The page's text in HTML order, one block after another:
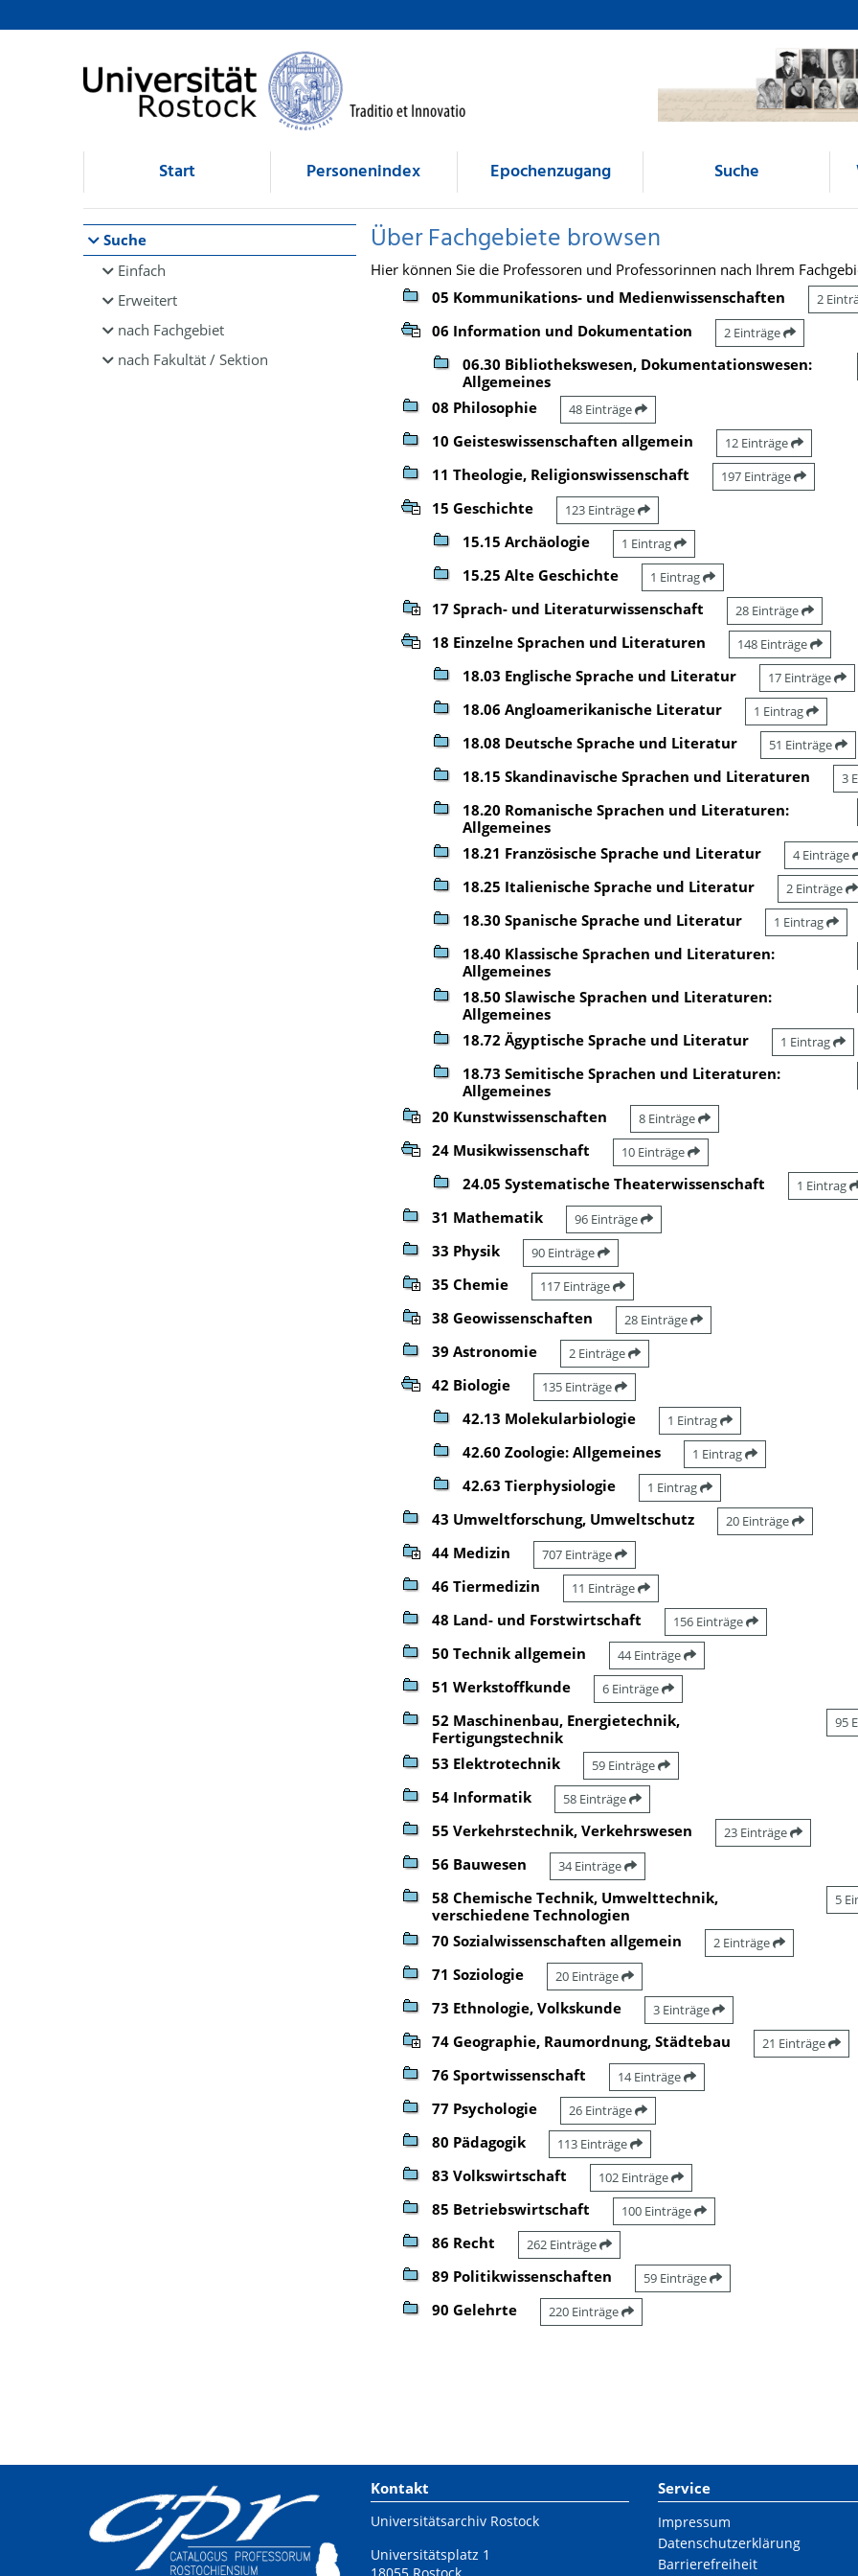
Browsen
direkt zum Inhalt
Start Personenindex Epochenzugang Suche
Suche
Einfach
Erweitert
nach Fachgebiet
nach Fakultät / Sektion
Über Fachgebiete browsen
Hier können Sie die Professoren und Professorinnen nach Ihrem
05 Kommunikations- und Medienwissenschaften
2
06 Information und Dokumentation 2 Einträge
06.30 Bibliothekswesen, Dokumentationswesen:
Allgemeines
08 Philosophie 48 Einträge
10 Geisteswissenschaften allgemein 12 Einträge
11 Theologie, Religionswissenschaft 197 Einträge
15 Geschichte 123 Einträge
15.15 Archäologie 1 Eintrag
15.25 Alte Geschichte 1 Eintrag
17 Sprach- und Literaturwissenschaft 28 Einträge
18 Einzelne Sprachen und Literaturen 148 Einträge
18.03 Englische Sprache und Literatur 17 Einträge
18.06 Angloamerikanische Literatur 1 Eintrag
18.08 Deutsche Sprache und Literatur 51 Einträge
18.15 Skandinavische Sprachen und Literaturen 3
18.20 Romanische Sprachen und Literaturen:
Allgemeines
18.21 Französische Sprache und Literatur 4 Einträge
18.25 Italienische Sprache und Literatur 2 Einträge
18.30 Spanische Sprache und Literatur 1 Eintrag
18.40 Klassische Sprachen und Literaturen:
Allgemeines
18.50 Slawische Sprachen und Literaturen:
Allgemeines
18.72 Ägyptische Sprache und Literatur 1 Eintrag
18.73 Semitische Sprachen und Literaturen:
Allgemeines
20 Kunstwissenschaften 8 Einträge
24 Musikwissenschaft 10 Einträge
24.05 Systematische Theaterwissenschaft 1 Eintrag
31 Mathematik 96 Einträge
33 Physik 90 Einträge
35 Chemie 117 Einträge
38 Geowissenschaften 28 Einträge
39 Astronomie 2 Einträge
42 Biologie 135 Einträge
42.13 Molekularbiologie 1 Eintrag
42.60 Zoologie: Allgemeines 1 Eintrag
42.63 Tierphysiologie 1 Eintrag
43 Umweltforschung, Umweltschutz 20 Einträge
44 Medizin 707 Einträge
46 Tiermedizin 11 Einträge
48 Land- und Forstwirtschaft 156 Einträge
50 Technik allgemein 44 Einträge
51 Werkstoffkunde 6 Einträge
52 Maschinenbau, Energietechnik,
Fertigungstechnik
95
53 Elektrotechnik 59 Einträge
54 Informatik 58 Einträge
55 Verkehrstechnik, Verkehrswesen 23 Einträge
56 Bauwesen 34 Einträge
58 Chemische Technik, Umwelttechnik,
verschiedene Technologien
5
70 Sozialwissenschaften allgemein 2 Einträge
71 Soziologie 20 Einträge
73 Ethnologie, Volkskunde 3 Einträge
74 Geographie, Raumordnung, Städtebau 21 Einträge
76 Sportwissenschaft 14 Einträge
77 Psychologie 26 Einträge
80 Pädagogik 113 Einträge
83 Volkswirtschaft 102 Einträge
85 Betriebswirtschaft 100 Einträge
86 Recht 262 Einträge
89 Politikwissenschaften 59 Einträge
90 Gelehrte 220 Einträge
Kontakt
Universitätsarchiv Rostock
Universitätsplatz 1
Service
Impressum
Datenschutzerklärung
Barrierefreiheit